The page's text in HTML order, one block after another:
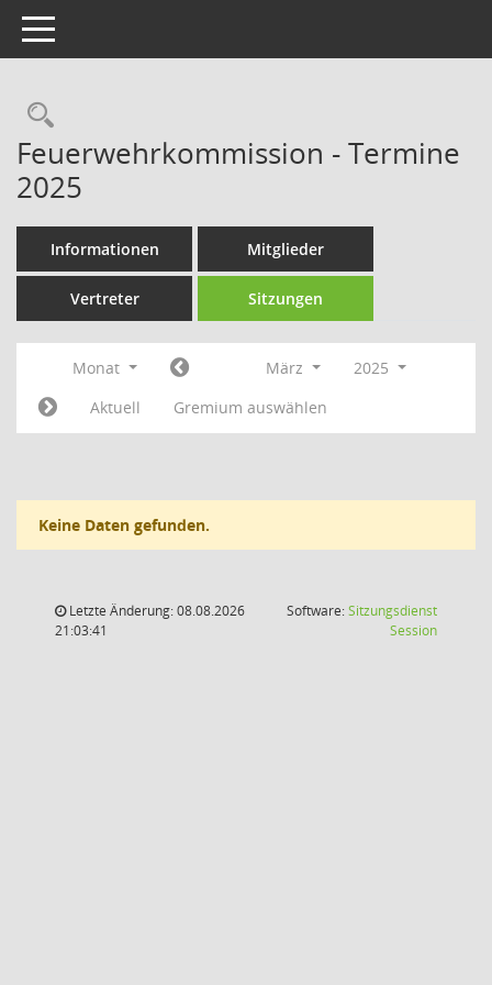
Toggle navigation
Rechercheauswahl
Feuerwehrkommission - Termine
2025
Informationen Mitglieder
Vertreter Sitzungen
Monat März
2025
Aktuell
Gremium auswählen
Keine Daten gefunden.
Letzte Änderung: 08.08.2026
21:03:41
Software:Sitzungsdienst
Session(Wird in